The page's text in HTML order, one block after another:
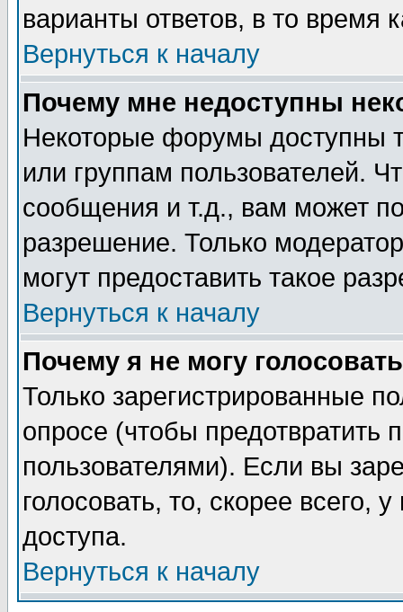
варианты ответов, в то время
Вернуться к началу
Почему мне недоступны
Некоторые форумы доступны
или группам пользователей.
сообщения и т.д., вам может
разрешение. Только
могут предоставить такое
Вернуться к началу
Почему я не могу
Только зарегистрированные
опросе (чтобы предотвратить
пользователями). Если вы
голосовать, то, скорее всего,
доступа.
Вернуться к началу